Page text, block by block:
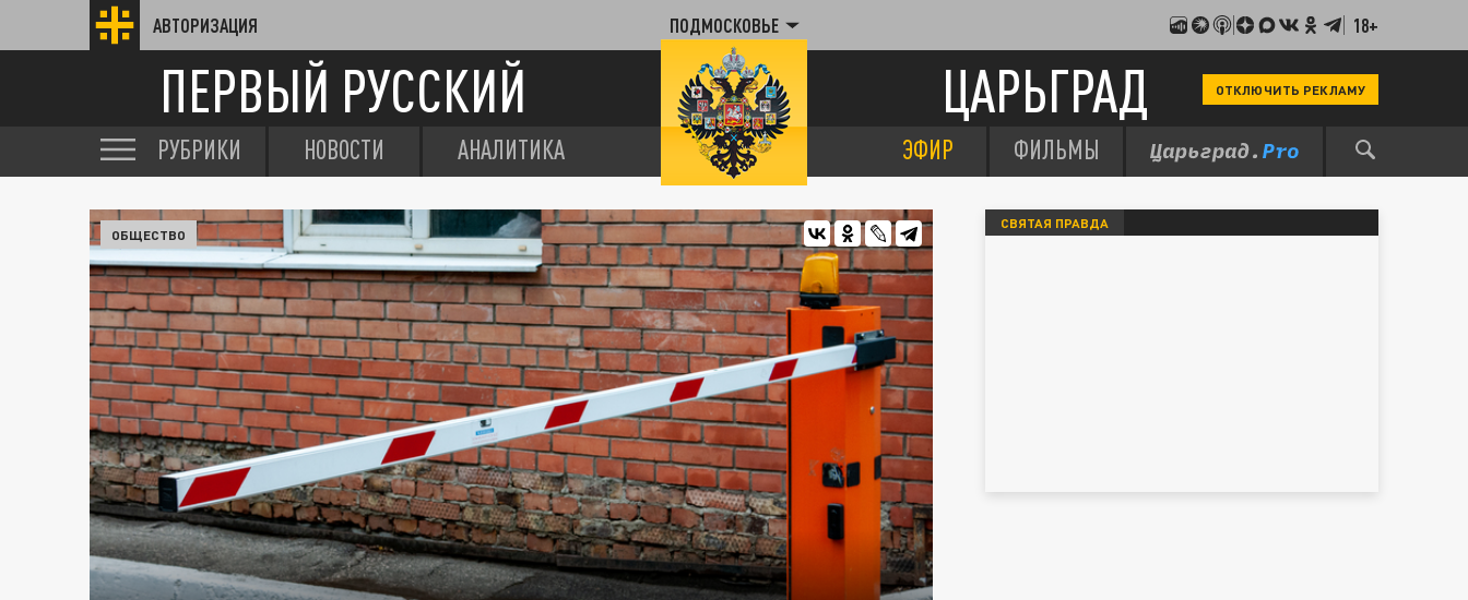
АВТОРИЗАЦИЯ ПОДМОСКОВЬЕ 18+
ПЕРВЫЙ РУССКИЙ ЦАРЬГРАД ОТКЛЮЧИТЬ РЕКЛАМУ
РУБРИКИ НОВОСТИ АНАЛИТИКА ЭФИР ФИЛЬМЫ
ОБЩЕСТВО
СВЯТАЯ ПРАВДА